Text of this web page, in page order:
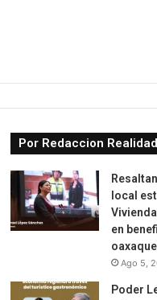
Por Redaccion Realidad
local
en
Ago 5,
Poder